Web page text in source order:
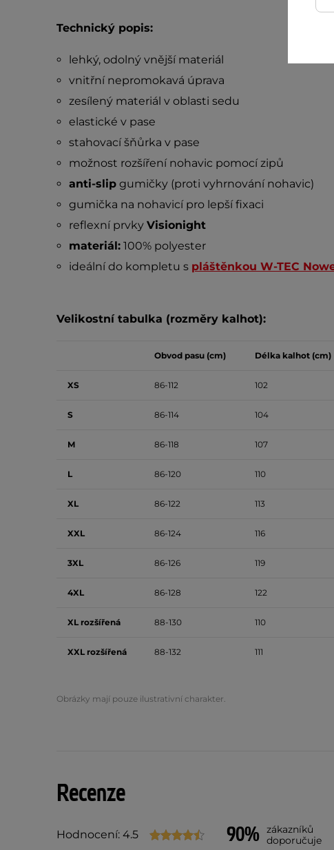
Technický popis:
lehký, odolný vnější materiál
vnitřní nepromokavá úprava
zesílený materiál v oblasti sedu
elastické v pase
stahovací šňůrka v pase
možnost rozšíření nohavic pomocí zipů
anti-slipgumičky (proti vyhrnování nohavic)
gumička na nohavicí pro lepší fixaci
reflexní prvky Visionight
materiál:100% polyester
ideální do kompletu s pláštěnkou W-TEC
Velikostní tabulka (rozměry kalhot):
Obvod pasu (cm) Délka kalhot (cm)
XS 86-112 102
S 86-114 104
M 86-118 107
L 86-120 110
XL 86-122 113
XXL 86-124 116
3XL 86-126 119
4XL 86-128 122
XL rozšířená 88-130 110
XXL rozšířená 88-132 111
Obrázky mají pouze ilustrativní charakter.
Recenze
Hodnocení: 4.5 90% zákazníků
doporučuje